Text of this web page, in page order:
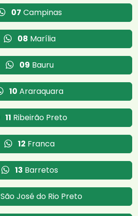
07 Campinas
08 Marília
09 Bauru
10 Araraquara
11 Ribeirão Preto
12 Franca
13 Barretos
São José do Rio Preto